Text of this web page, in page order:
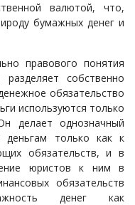
валютой, что,
бумажных денег и
правового понятия
собственно
обязательство
используются только
делает однозначный
только как к
обязательств, и в
юристов к ним в
обязательств
денег как